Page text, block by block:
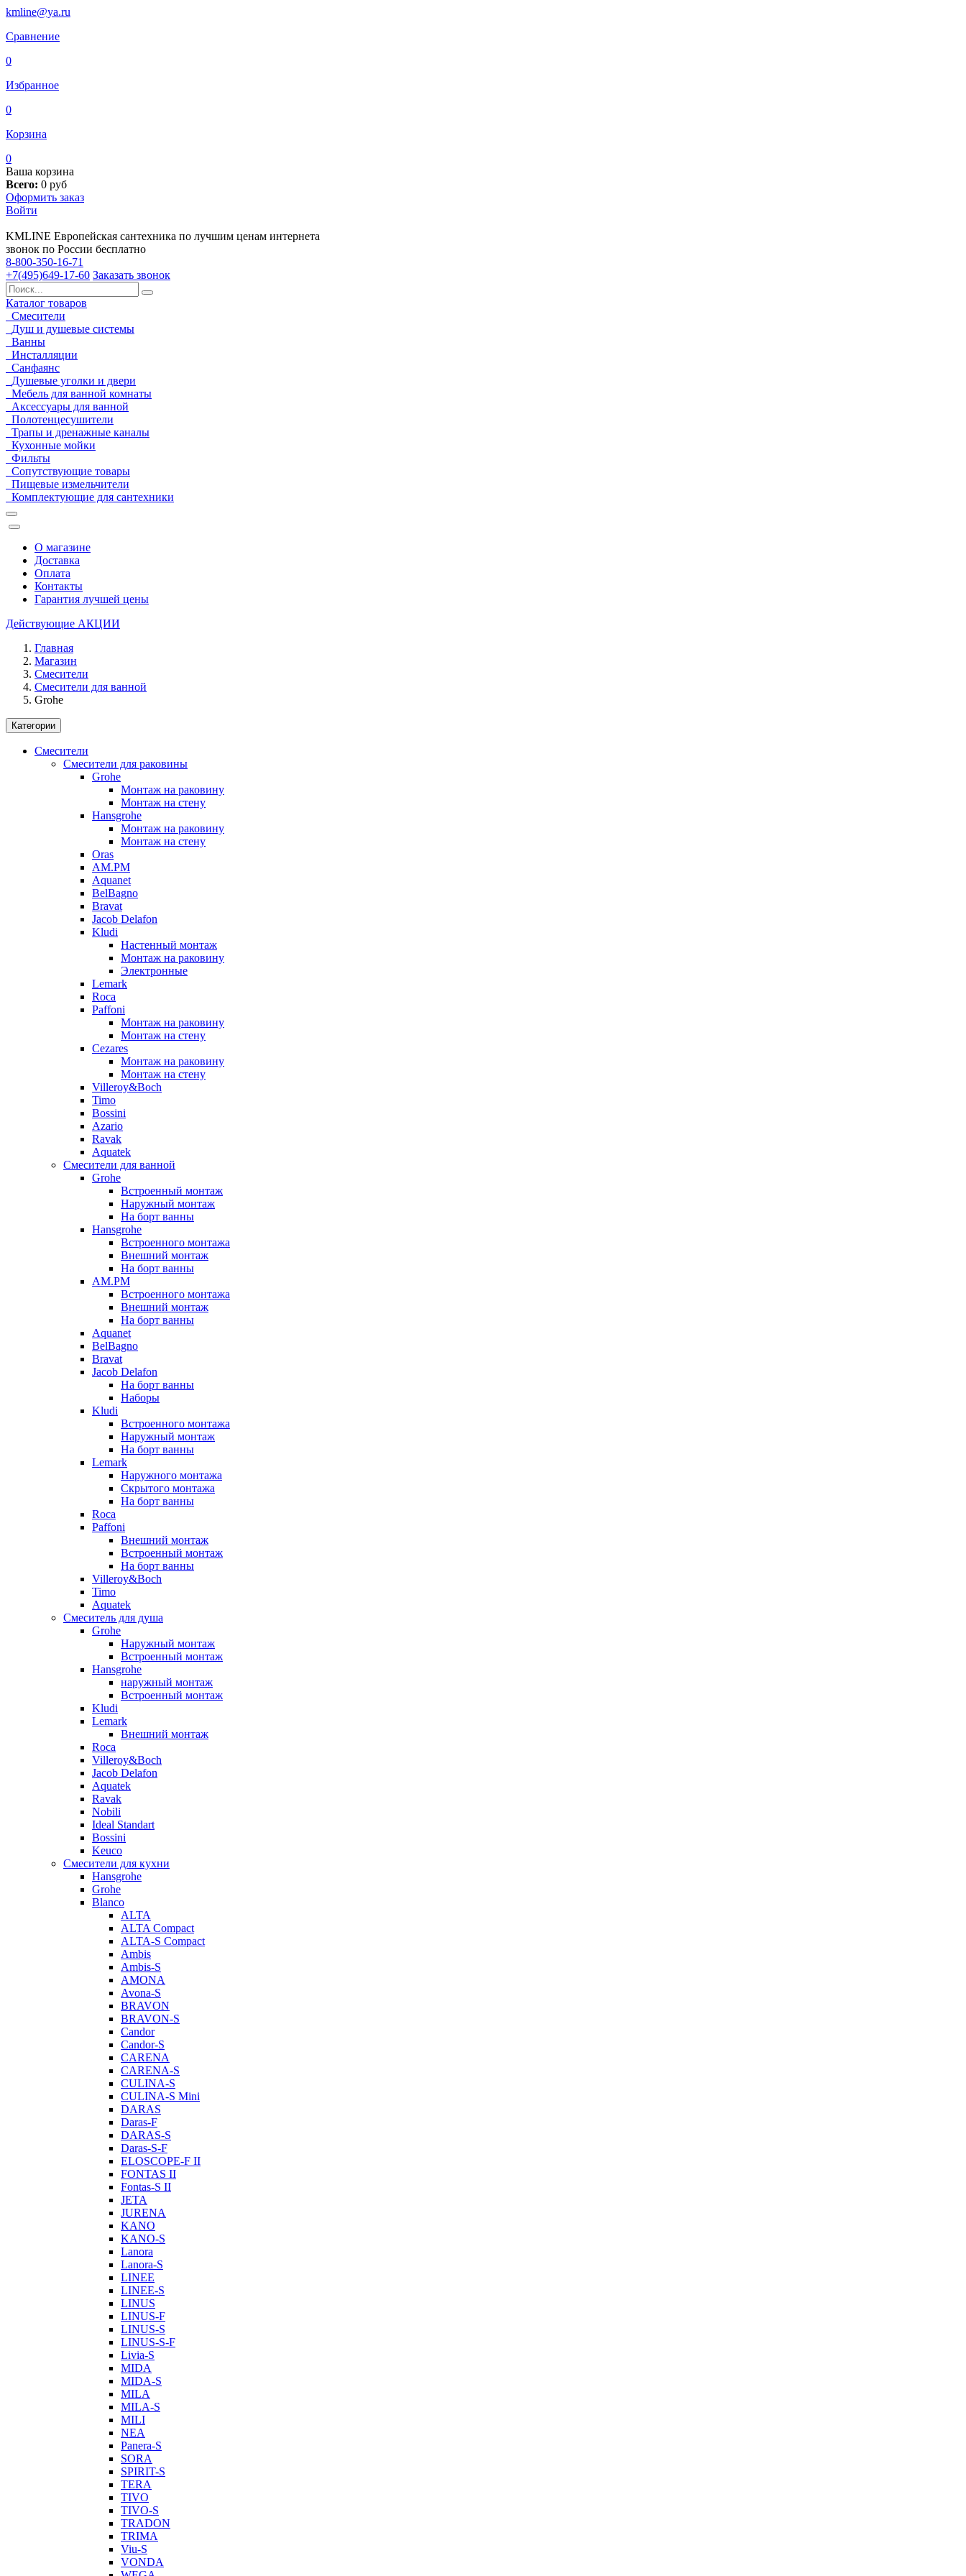
kmline@ya.ru
Сравнение
0
Избранное
0
Корзина
0
Ваша корзина
Всего: 0 руб
Оформить заказ
Войти
KMLINE Европейская сантехника по лучшим ценам интернета
звонок по России бесплатно
8-800-350-16-71
+7(495)649-17-60 Заказать звонок
Каталог товаров
Смесители
Душ и душевые системы
Ванны
Инсталляции
Санфаянс
Душевые уголки и двери
Мебель для ванной комнаты
Аксессуары для ванной
Полотенцесушители
Трапы и дренажные каналы
Кухонные мойки
Фильты
Сопутствующие товары
Пищевые измельчители
Комплектующие для сантехники
О магазине
Доставка
Оплата
Контакты
Гарантия лучшей цены
Действующие АКЦИИ
Главная
Магазин
Смесители
Смесители для ванной
Grohe
Категории
Смесители
Смесители для раковины
Grohe
Монтаж на раковину
Монтаж на стену
Hansgrohe
Монтаж на раковину
Монтаж на стену
Oras
AM.PM
Aquanet
BelBagno
Bravat
Jacob Delafon
Kludi
Настенный монтаж
Монтаж на раковину
Электронные
Lemark
Roca
Paffoni
Монтаж на раковину
Монтаж на стену
Cezares
Монтаж на раковину
Монтаж на стену
Villeroy&Boch
Timo
Bossini
Azario
Ravak
Aquatek
Смесители для ванной
Grohe
Встроенный монтаж
Наружный монтаж
На борт ванны
Hansgrohe
Встроенного монтажа
Внешний монтаж
На борт ванны
AM.PM
Встроенного монтажа
Внешний монтаж
На борт ванны
Aquanet
BelBagno
Bravat
Jacob Delafon
На борт ванны
Наборы
Kludi
Встроенного монтажа
Наружный монтаж
На борт ванны
Lemark
Наружного монтажа
Скрытого монтажа
На борт ванны
Roca
Paffoni
Внешний монтаж
Встроенный монтаж
На борт ванны
Villeroy&Boch
Timo
Aquatek
Смеситель для душа
Grohe
Наружный монтаж
Встроенный монтаж
Hansgrohe
наружный монтаж
Встроенный монтаж
Kludi
Lemark
Внешний монтаж
Roca
Villeroy&Boch
Jacob Delafon
Aquatek
Ravak
Nobili
Ideal Standart
Bossini
Keuco
Смесители для кухни
Hansgrohe
Grohe
Blanco
ALTA
ALTA Compact
ALTA-S Compact
Ambis
Ambis-S
AMONA
Avona-S
BRAVON
BRAVON-S
Candor
Candor-S
CARENA
CARENA-S
CULINA-S
CULINA-S Mini
DARAS
Daras-F
DARAS-S
Daras-S-F
ELOSCOPE-F II
FONTAS II
Fontas-S II
JETA
JURENA
KANO
KANO-S
Lanora
Lanora-S
LINEE
LINEE-S
LINUS
LINUS-F
LINUS-S
LINUS-S-F
Livia-S
MIDA
MIDA-S
MILA
MILA-S
MILI
NEA
Panera-S
SORA
SPIRIT-S
TERA
TIVO
TIVO-S
TRADON
TRIMA
Viu-S
VONDA